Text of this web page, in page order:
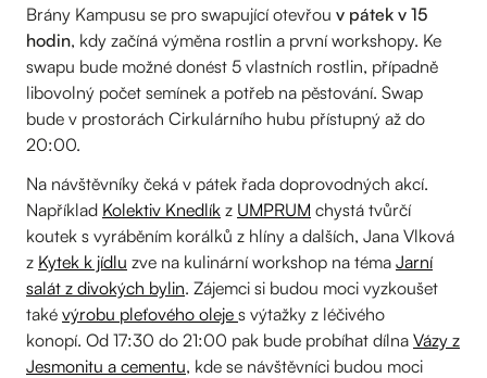
Brány Kampusu se pro swapující otevřou v pátek v 15
hodin, kdy začíná výměna rostlin a první workshopy. Ke
swapu bude možné donést 5 vlastních rostlin, případně
libovolný počet semínek a potřeb na pěstování. Swap
bude v prostorách Cirkulárního hubu přístupný až do
20:00.
Na návštěvníky čeká v pátek řada doprovodných akcí.
Například Kolektiv Knedlík z UMPRUM chystá tvůrčí
koutek s vyráběním korálků z hlíny a dalších, Jana Vlková
z Kytek k jídlu zve na kulinární workshop na téma Jarní
salát z divokých bylin. Zájemci si budou moci vyzkoušet
také výrobu pleťového oleje s výtažky z léčivého
konopí. Od 17:30 do 21:00 pak bude probíhat dílna Vázy z
Jesmonitu a cementu, kde se návštěvníci budou moci